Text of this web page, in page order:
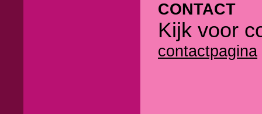
CONTACT
Kijk voor
contactpagina